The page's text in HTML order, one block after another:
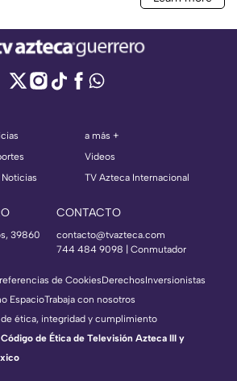
a más +
Videos
TV Azteca Internacional
39860
CONTACTO
contacto@tvazteca.com
744 484 9098 | Conmutador
de CookiesDerechosInversionistas
EspacioTrabaja con nosotros
de ética, integridad y cumplimiento
de Ética de Televisión Azteca III y